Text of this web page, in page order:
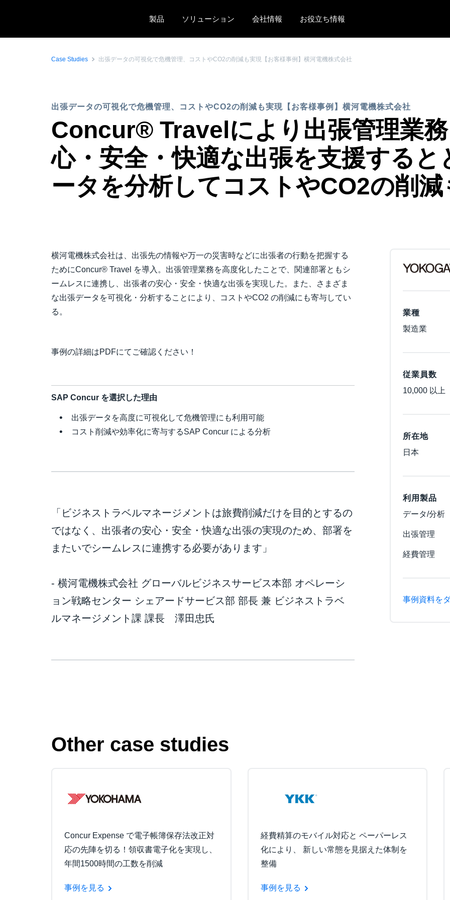
製品
ソリューション 会社情報 お役立ち情報
Canada (Français)
México (Español)
Brasil (Português)
Deutschland (Deutsch)
Italia (Italiano)
Nederlands (English)
Sweden (English)
Denmark (English)
Case Studies 出張データの可視化で危機管理、コストやCO2の削減も実現【お客様事例】横河電機株式会社
出張データの可視化で危機管理、コストやCO2の削減も実現【お客様事例】横河電機株式会社
Concur® Travelにより出張管理業
心・安全・快適な出張を支援すると
ータを分析してコストやCO2の削減
横河電機株式会社は、出張先の情報や万一の災害時などに出張者の行動を把握する
ためにConcur® Travel を導入。出張管理業務を高度化したことで、関連部署ともシ
ームレスに連携し、出張者の安心・安全・快適な出張を実現した。また、さまざま
な出張データを可視化・分析することにより、コストやCO2 の削減にも寄与してい
る。
事例の詳細はPDFにてご確認ください！
SAP Concur を選択した理由
出張データを高度に可視化して危機管理にも利用可能
コスト削減や効率化に寄与するSAP Concur による分析
「ビジネストラベルマネージメントは旅費削減だけを目的とするの
ではなく、出張者の安心・安全・快適な出張の実現のため、部署を
またいでシームレスに連携する必要があります」
- 横河電機株式会社 グローバルビジネスサービス本部 オペレーシ
ョン戦略センター シェアードサービス部 部長 兼 ビジネストラベ
ルマネージメント課 課長 澤田忠氏
業種
製造業
従業員数
10,000 以上
所在地
日本
利用製品
データ/分析
出張管理
経費管理
事例資料を
Other case studies
Concur Expense で電子帳簿保存法改正対
応の先陣を切る！領収書電子化を実現し、
年間1500時間の工数を削減
事例を見る
経費精算のモバイル対応と ペーパーレス
化により、 新しい常態を見据えた体制を
整備
事例を見る